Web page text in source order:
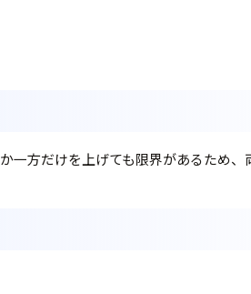
方だけを上げても限界があるため、